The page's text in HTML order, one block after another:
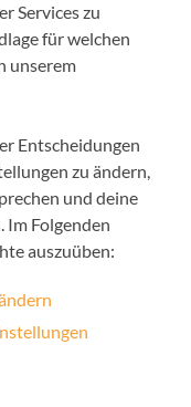
Services zu
für welchen
unserem
Entscheidungen
zu ändern,
und deine
Im Folgenden
auszuüben: